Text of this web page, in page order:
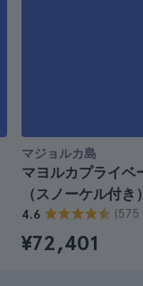
マジョルカ島
マヨルカプライベ
（スノーケル付き
4.6 (575
¥72,401